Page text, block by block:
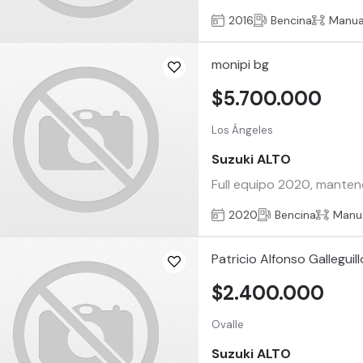
2016 Bencina
monipi bg
Los Ángeles
Suzuki ALTO
Full equipo 2020,
$5.700.000
2020 Bencina
Patricio Alfonso
Ovalle
Suzuki ALTO
$2.400.000